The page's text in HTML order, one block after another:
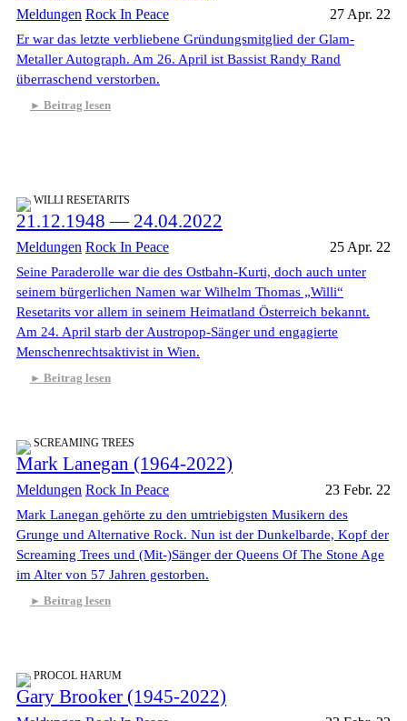
Meldungen Rock In Peace 27 Apr. 22
Er war das letzte verbliebene Gründungsmitglied der Glam-
Metaller Autograph. Am 26. April ist Bassist Randy Rand
überraschend verstorben.
Beitrag lesen
WILLI RESETARITS
21.12.1948 — 24.04.2022
Meldungen Rock In Peace 25 Apr. 22
Seine Paraderolle war die des Ostbahn-Kurti, doch auch unter
seinem bürgerlichen Namen war Wilhelm Thomas „Willi“
Resetarits vor allem in seinem Heimatland Österreich bekannt.
Am 24. April starb der Austropop-Sänger und engagierte
Menschenrechtsaktivist in Wien.
Beitrag lesen
SCREAMING TREES
Mark Lanegan (1964-2022)
Meldungen Rock In Peace 23 Febr. 22
Mark Lanegan gehörte zu den umtriebigsten Musikern des
Grunge und Alternative Rock. Nun ist der Dunkelbarde, Kopf der
Screaming Trees und (Mit-)Sänger der Queens Of The Stone Age
im Alter von 57 Jahren gestorben.
Beitrag lesen
PROCOL HARUM
Gary Brooker (1945-2022)